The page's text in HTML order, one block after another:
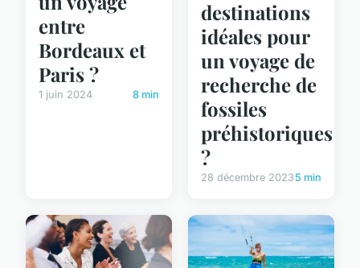
entre
Bordeaux et
Paris ?
1 juin 2024 8 min
destinations
idéales pour
un voyage de
recherche de
fossiles
préhistoriques
?
28 décembre 2023 5 min